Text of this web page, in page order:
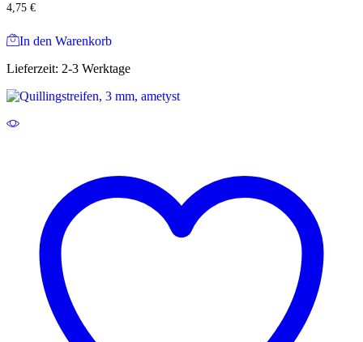
4,75 €
In den Warenkorb
Lieferzeit: 2-3 Werktage